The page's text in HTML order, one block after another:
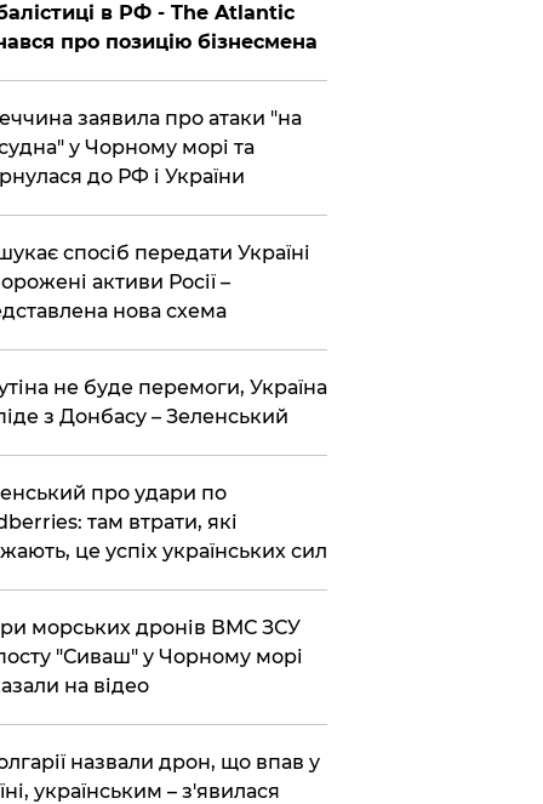
в РФ - The Atlantic
про позицію бізнесмена
заявила про атаки "на
судна" у Чорному морі та
до РФ і України
спосіб передати Україні
активи Росії –
​​нова схема
не буде перемоги, Україна
з Донбасу – Зеленський
про удари по
там втрати, які
це успіх українських сил
морських дронів ВМС ЗСУ
"Сиваш" у Чорному морі
на відео
назвали дрон, що впав у
українським – з'явилася